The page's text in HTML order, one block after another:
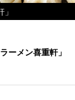
ーメン喜重軒」